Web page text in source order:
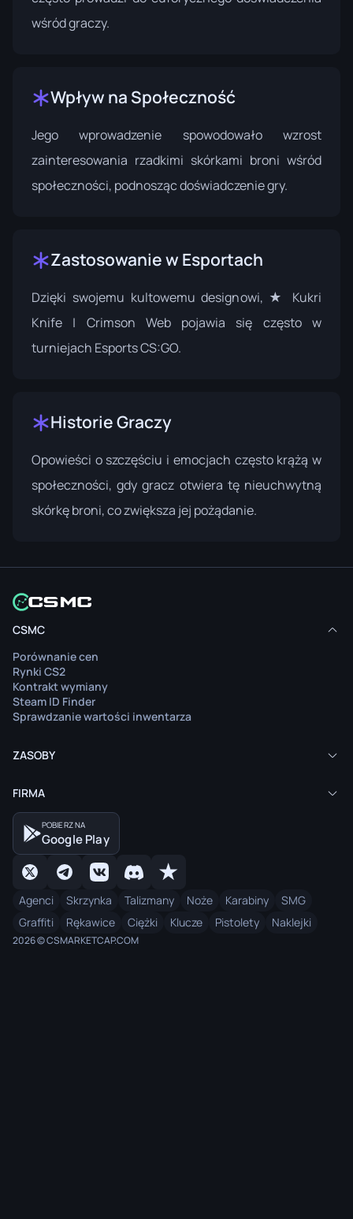
wśród graczy.
Wpływ na Społeczność
Jego wprowadzenie spowodowało wzrost
zainteresowania rzadkimi skórkami broni wśród
społeczności, podnosząc doświadczenie gry.
Zastosowanie w Esportach
Dzięki swojemu kultowemu designowi, ★ Kukri
Knife | Crimson Web pojawia się często w
turniejach Esports CS:GO.
Historie Graczy
Opowieści o szczęściu i emocjach często krążą w
społeczności, gdy gracz otwiera tę nieuchwytną
skórkę broni, co zwiększa jej pożądanie.
CSMC
Porównanie cen
Rynki CS2
Kontrakt wymiany
Steam ID Finder
Sprawdzanie wartości inwentarza
ZASOBY
FIRMA
POBIERZ NA
Google Play
Agenci Skrzynka Talizmany Noże Karabiny
SMG
Graffiti
Rękawice Ciężki Klucze Pistolety Naklejki
2026 © CSMARKETCAP.COM